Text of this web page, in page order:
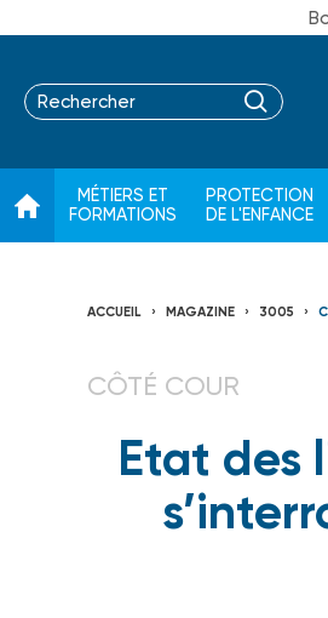
MÉTIERS ET
FORMATIONS
PROTECTION
DE L'ENFANCE
ACCUEIL MAGAZINE 3005
CÔTÉ COUR
Etat des